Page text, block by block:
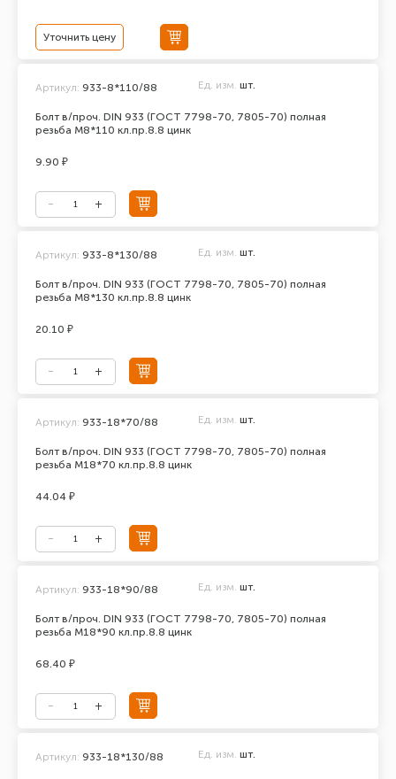
Уточнить цену
Болт в/проч. DIN 933 (ГОСТ 7798-70, 7805-70) полная
резьба М8*110 кл.пр.8.8 цинк
Артикул: 933-8*110/88 Ед. изм. шт.
9.90 ₽
Болт в/проч. DIN 933 (ГОСТ 7798-70, 7805-70) полная
резьба М8*130 кл.пр.8.8 цинк
Артикул: 933-8*130/88 Ед. изм. шт.
20.10 ₽
Болт в/проч. DIN 933 (ГОСТ 7798-70, 7805-70) полная
резьба М18*70 кл.пр.8.8 цинк
Артикул: 933-18*70/88 Ед. изм. шт.
44.04 ₽
Болт в/проч. DIN 933 (ГОСТ 7798-70, 7805-70) полная
резьба М18*90 кл.пр.8.8 цинк
Артикул: 933-18*90/88 Ед. изм. шт.
68.40 ₽
Артикул: 933-18*130/88 Ед. изм. шт.